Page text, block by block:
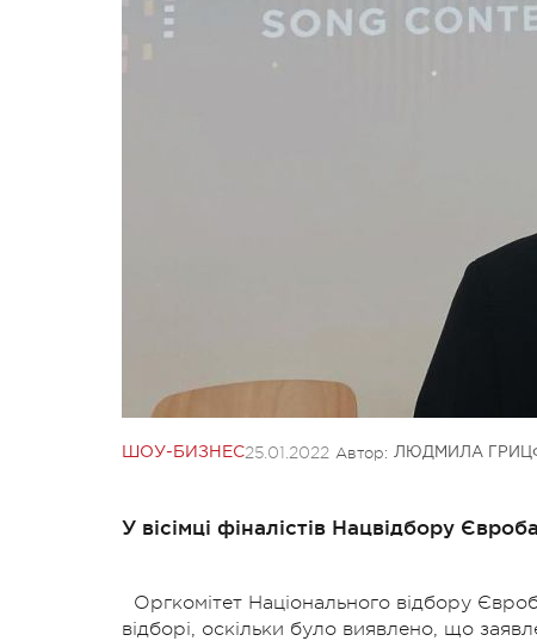
ШОУ-БИЗНЕС25.01.2022 Автор: ЛЮДМИЛА
У вісімці фіналістів Нацвідбору
Оргкомітет Національного відбору
відборі, оскільки було виявлено, що